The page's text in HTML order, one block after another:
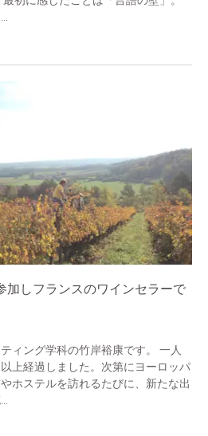
加しフランスのワインセラーで
ィング学科の竹岸裕康です。 一人
上経過しました。次第にヨーロッパ
ホステルを訪れるたびに、新たな出